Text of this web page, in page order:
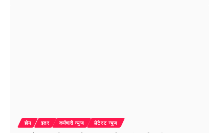
होम इतर कर्मचारी न्युज लेटेस्ट न्युज